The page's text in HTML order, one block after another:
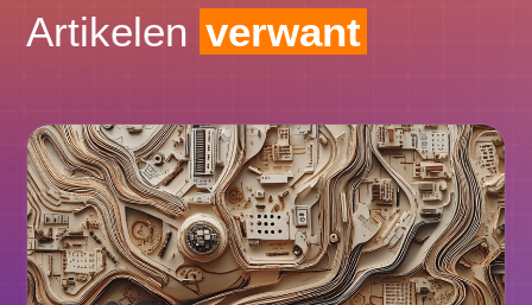
Artikelen verwant